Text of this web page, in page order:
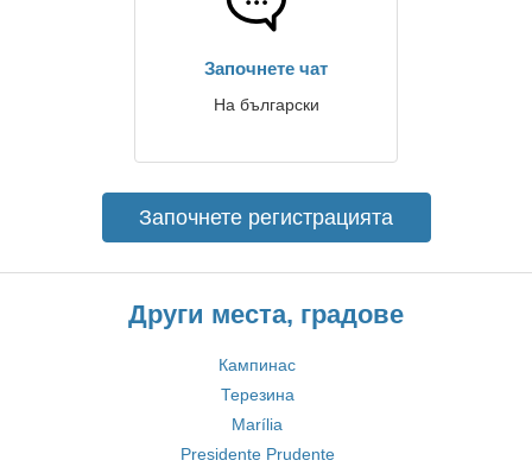
Започнете чат
На български
Започнете регистрацията
Други места, градове
Кампинас
Терезина
Marília
Presidente Prudente